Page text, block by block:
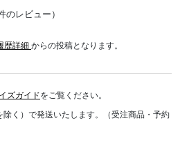
のレビュー）
歴詳細 からの投稿となります。
ズガイドをご覧ください。
く）で発送いたします。（受注商品・予約